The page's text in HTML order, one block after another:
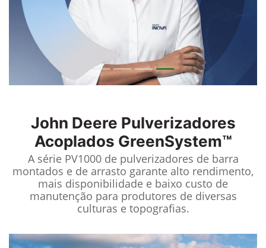
John Deere Pulverizadores
Acoplados GreenSystem™
A série PV1000 de pulverizadores de barra
montados e de arrasto garante alto rendimento,
mais disponibilidade e baixo custo de
manutenção para produtores de diversas
culturas e topografias.